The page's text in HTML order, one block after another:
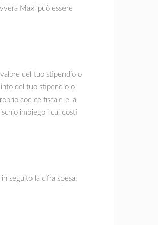
Maxi può essere
del tuo stipendio o
del tuo stipendio o
codice fiscale e la
impiego i cui costi
seguito la cifra spesa,